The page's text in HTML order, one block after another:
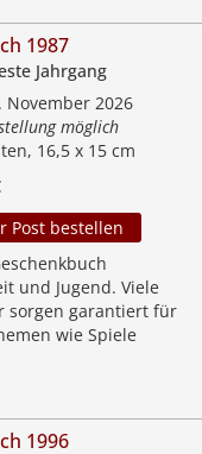
1987
Jahrgang
November 2026
möglich
16,5 x 15 cm
Post bestellen
und Jugend. Viele
sorgen garantiert für
wie Spiele
1996